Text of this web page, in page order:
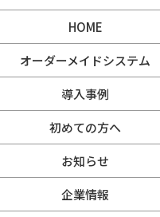
HOME
オーダーメイドシステム
導入事例
初めての方へ
お知らせ
企業情報